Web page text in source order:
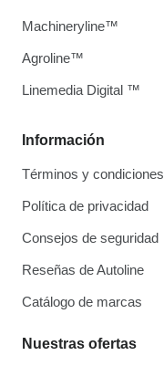
Información
Términos y condiciones
Política de privacidad
Consejos de seguridad
Reseñas de Autoline
Catálogo de marcas
Nuestras ofertas
Machineryline™
Agroline™
Linemedia Digital ™